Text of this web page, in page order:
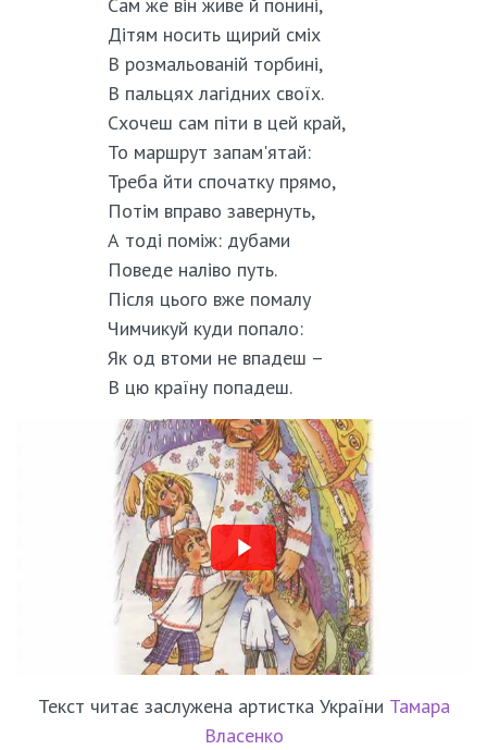
Дітям носить щирий сміх
В розмальованій торбині,
В пальцях лагідних своїх.
Схочеш сам піти в цей край,
То маршрут запам'ятай:
Треба йти спочатку прямо,
Потім вправо завернуть,
А тоді поміж: дубами
Поведе наліво путь.
Після цього вже помалу
Чимчикуй куди попало:
Як од втоми не впадеш –
В цю країну попадеш.
Текст читає заслужена артистка України Тамара
Власенко